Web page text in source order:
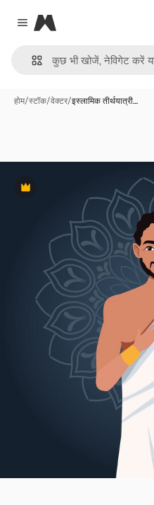
Close menu
Magnific
होम/स्टॉक/वेक्टर/इस्लामिक तीर्थयात्री…
Premium